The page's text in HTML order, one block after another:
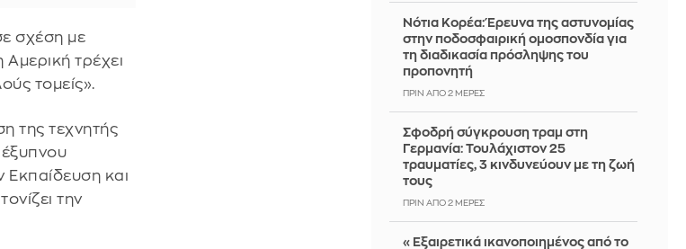
σχέση με
τρέχει
τομείς».
της τεχνητής
Εκπαίδευση και
την
Νότια Κορέα: Έρευνα της αστυνομίας
στην ποδοσφαιρική ομοσπονδία για
τη διαδικασία πρόσληψης του
προπονητή
ΠΡΙΝ ΑΠΌ 2 ΜΈΡΕΣ
Σφοδρή σύγκρουση τραμ στη
Γερμανία: Τουλάχιστον 25
τραυματίες, 3 κινδυνεύουν με τη ζωή
τους
ΠΡΙΝ ΑΠΌ 2 ΜΈΡΕΣ
«Εξαιρετικά ικανοποιημένος από το